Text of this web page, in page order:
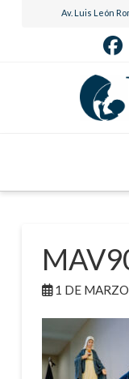
Av. Luis León
1 DE